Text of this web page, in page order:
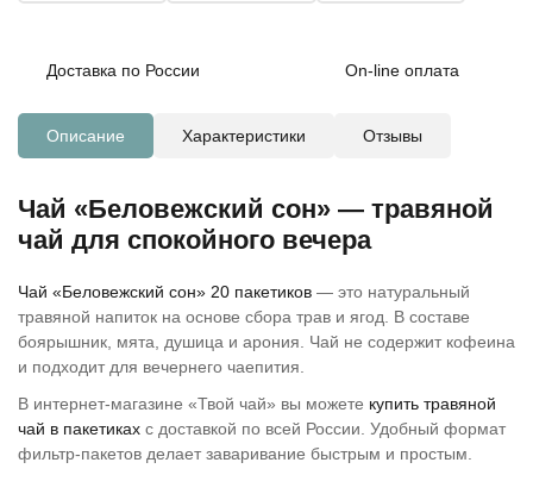
Доставка по России On-line оплата
Описание Характеристики Отзывы
Чай «Беловежский сон» — травяной
чай для спокойного вечера
Чай «Беловежский сон» 20 пакетиков — это натуральный
травяной напиток на основе сбора трав и ягод. В составе
боярышник, мята, душица и арония. Чай не содержит кофеина
и подходит для вечернего чаепития.
В интернет-магазине «Твой чай» вы можете купить травяной
чай в пакетиках с доставкой по всей России. Удобный формат
фильтр-пакетов делает заваривание быстрым и простым.